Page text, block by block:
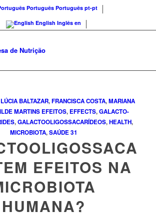
Português Português pt-pt
English Inglês en
BALTAZAR,FRANCISCA COSTA,MARIANA
MARTINS EFEITOS, EFFECTS,GALACTO-
,GALACTOOLIGOSSACARÍDEOS,HEALTH,
MICROBIOTA,SAÚDE 31
EFEITOS NA
HUMANA?